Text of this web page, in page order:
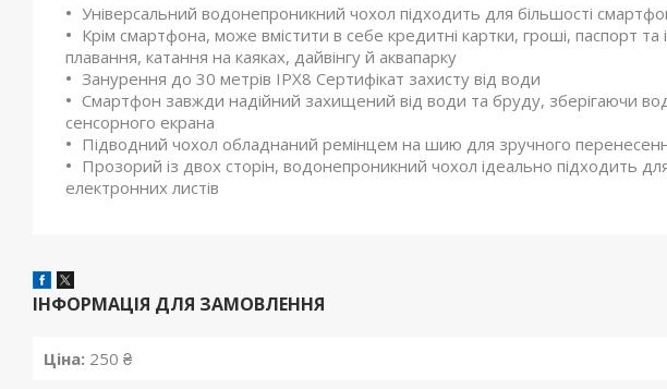
Універсальний водонепроникний чохол підходить для більшості
Крім смартфона, може вмістити в себе кредитні картки, гроші, паспорт та
плавання, катання на каяках, дайвінгу й аквапарку
Занурення до 30 метрів IPX8 Сертифікат захисту від води
Смартфон завжди надійний захищений від води та бруду, зберігаючи
сенсорного екрана
Підводний чохол обладнаний ремінцем на шию для зручного
Прозорий із двох сторін, водонепроникний чохол ідеально підходить
електронних листів
ІНФОРМАЦІЯ ДЛЯ ЗАМОВЛЕННЯ
Ціна: 250 ₴